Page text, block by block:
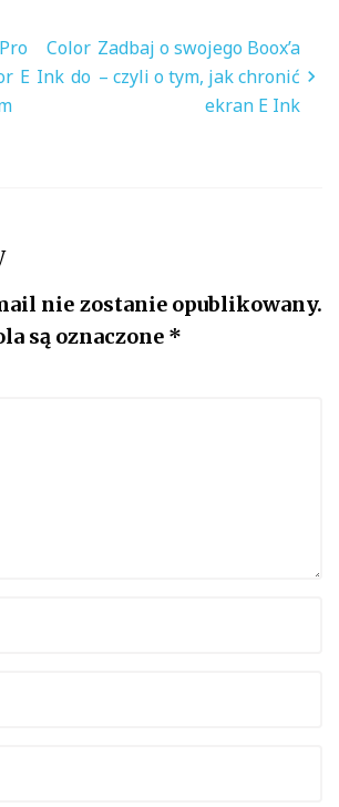
Color
E Ink do
Zadbaj o swojego Boox’a
– czyli o tym, jak chronić
ekran E Ink
nie zostanie opublikowany.
są oznaczone *